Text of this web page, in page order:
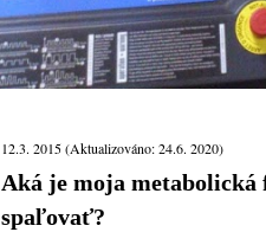
12.3. 2015 (Aktualizováno: 24.6. 2020)
Aká je moja
spaľovať?